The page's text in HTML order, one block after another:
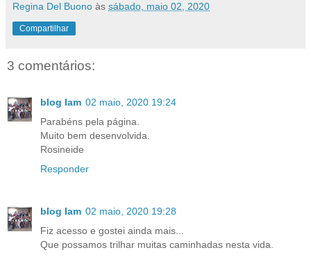
Regina Del Buono às sábado, maio 02, 2020
Compartilhar
3 comentários:
blog Iam 02 maio, 2020 19:24
Parabéns pela página.
Muito bem desenvolvida.
Rosineide
Responder
blog Iam 02 maio, 2020 19:28
Fiz acesso e gostei ainda mais...
Que possamos trilhar muitas caminhadas nesta vida.